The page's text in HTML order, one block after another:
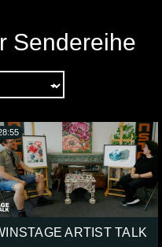
Sendereihe
ARTIST TALK